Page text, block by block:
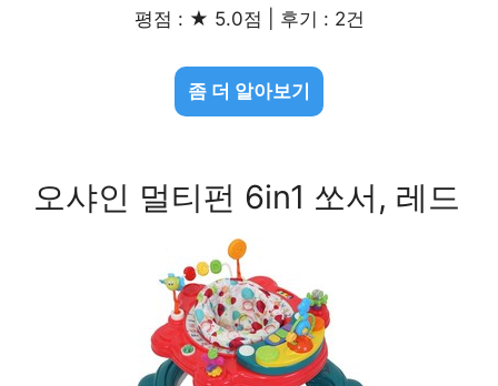
평점 : ★ 5.0점 | 후기 : 2건
좀 더 알아보기
오샤인 멀티펀 6in1 쏘서, 레드